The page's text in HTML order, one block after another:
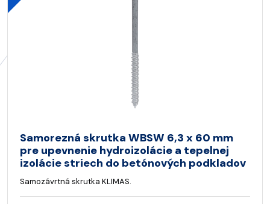
Samorezná skrutka WBSW 6,3 x 60 mm
pre upevnenie hydroizolácie a tepelnej
izolácie striech do betónových podkladov
Samozávrtná skrutka KLIMAS.